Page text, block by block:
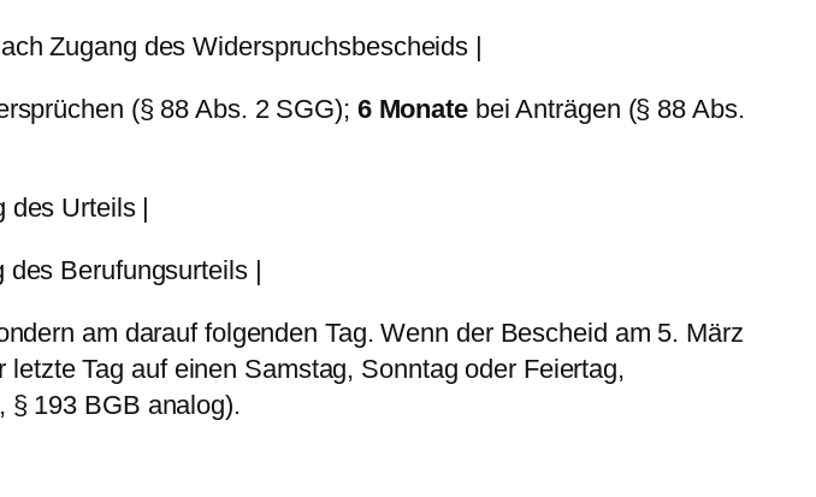
Zugang des Widerspruchsbescheids |
(§ 88 Abs. 2 SGG); 6 Monatebei Anträgen (§ 88 Abs.
des Urteils |
Berufungsurteils |
am darauf folgenden Tag. Wenn der Bescheid am 5. März
Tag auf einen Samstag, Sonntag oder Feiertag,
§ 193 BGB analog).